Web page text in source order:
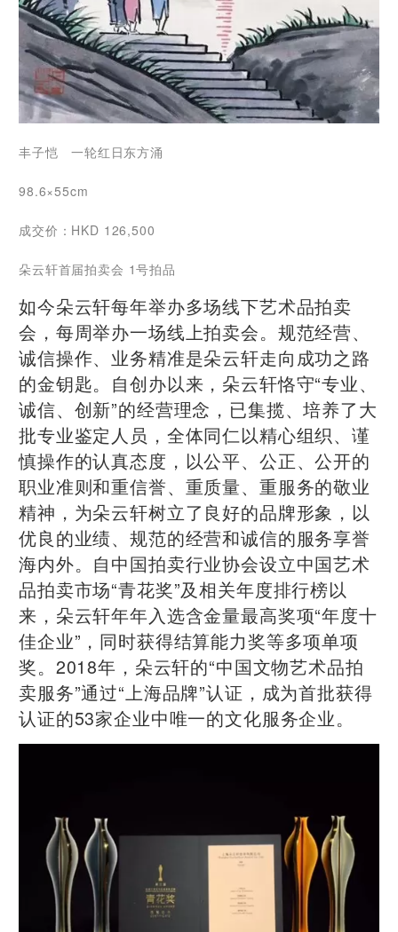
丰子恺 一轮红日东方涌
98.6×55cm
成交价：HKD 126,500
朵云轩首届拍卖会 1号拍品
如今朵云轩每年举办多场线下艺术品拍卖
会，每周举办一场线上拍卖会。规范经营、
诚信操作、业务精准是朵云轩走向成功之路
的金钥匙。自创办以来，朵云轩恪守“专业、
诚信、创新”的经营理念，已集揽、培养了大
批专业鉴定人员，全体同仁以精心组织、谨
慎操作的认真态度，以公平、公正、公开的
职业准则和重信誉、重质量、重服务的敬业
精神，为朵云轩树立了良好的品牌形象，以
优良的业绩、规范的经营和诚信的服务享誉
海内外。自中国拍卖行业协会设立中国艺术
品拍卖市场“青花奖”及相关年度排行榜以
来，朵云轩年年入选含金量最高奖项“年度十
佳企业”，同时获得结算能力奖等多项单项
奖。2018年，朵云轩的“中国文物艺术品拍
卖服务”通过“上海品牌”认证，成为首批获得
认证的53家企业中唯一的文化服务企业。